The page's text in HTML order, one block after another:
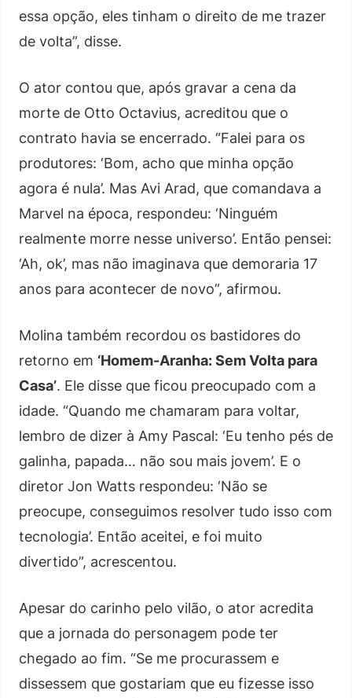
essa opção, eles tinham o direito de me trazer
de volta”, disse.
O ator contou que, após gravar a cena da
morte de Otto Octavius, acreditou que o
contrato havia se encerrado. “Falei para os
produtores: ‘Bom, acho que minha opção
agora é nula’. Mas Avi Arad, que comandava a
Marvel na época, respondeu: ‘Ninguém
realmente morre nesse universo’. Então pensei:
‘Ah, ok’, mas não imaginava que demoraria 17
anos para acontecer de novo”, afirmou.
Molina também recordou os bastidores do
retorno em ‘Homem-Aranha: Sem Volta para
Casa’. Ele disse que ficou preocupado com a
idade. “Quando me chamaram para voltar,
lembro de dizer à Amy Pascal: ‘Eu tenho pés de
galinha, papada… não sou mais jovem’. E o
diretor Jon Watts respondeu: ‘Não se
preocupe, conseguimos resolver tudo isso com
tecnologia’. Então aceitei, e foi muito
divertido”, acrescentou.
Apesar do carinho pelo vilão, o ator acredita
que a jornada do personagem pode ter
chegado ao fim. “Se me procurassem e
dissessem que gostariam que eu fizesse isso